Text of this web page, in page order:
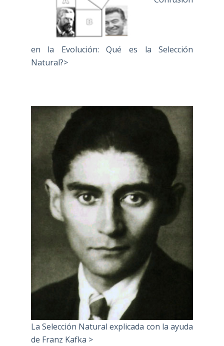
en la Evolución: Qué es la Selección
Natural?>
La Selección Natural explicada con la ayuda
de Franz Kafka >